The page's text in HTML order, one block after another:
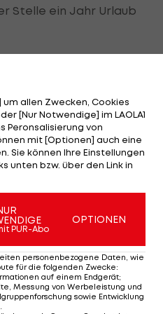
Stelle ein Jahr Urlaub
dem Protest erst
wünscht seinem
da passiert ist. Aber
eine großartige
so, Rogans Head Coach
California, der mit dem
allen Zwecken, Cookies
[Nur Notwendige] im LAOLA1
Peronsalisierung von
mit [Optionen] auch eine
Sie können Ihre Einstellungen
unten bzw. über den Link in
PUR-Abo
OPTIONEN
personenbezogene Daten, wie
für die folgenden Zwecke:
auf einem Endgerät;
Messung von Werbeleistung und
sowie Entwicklung